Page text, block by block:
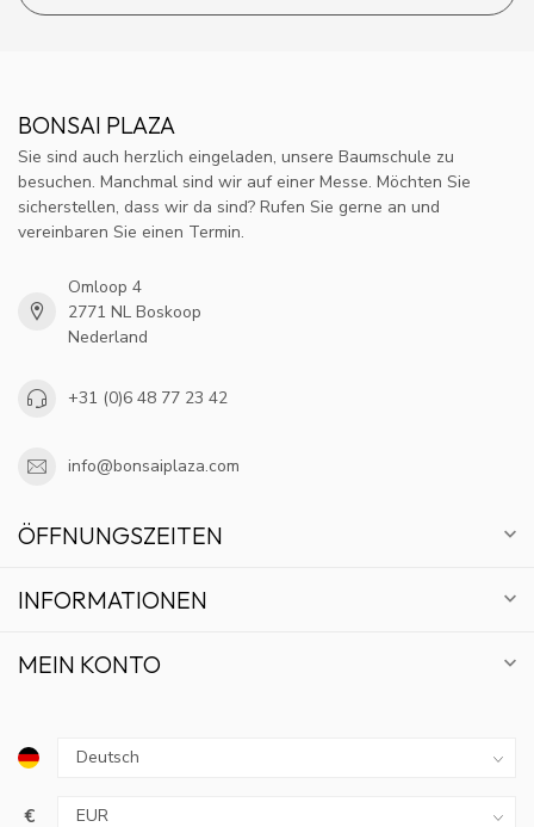
BONSAI PLAZA
Sie sind auch herzlich eingeladen, unsere Baumschule zu
besuchen. Manchmal sind wir auf einer Messe. Möchten Sie
sicherstellen, dass wir da sind? Rufen Sie gerne an und
vereinbaren Sie einen Termin.
Omloop 4
2771 NL Boskoop
Nederland
+31 (0)6 48 77 23 42
info@bonsaiplaza.com
ÖFFNUNGSZEITEN
INFORMATIONEN
MEIN KONTO
€